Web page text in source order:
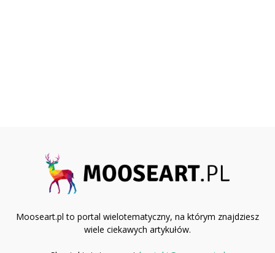
Mooseart.pl to portal wielotematyczny, na którym znajdziesz
wiele ciekawych artykułów.